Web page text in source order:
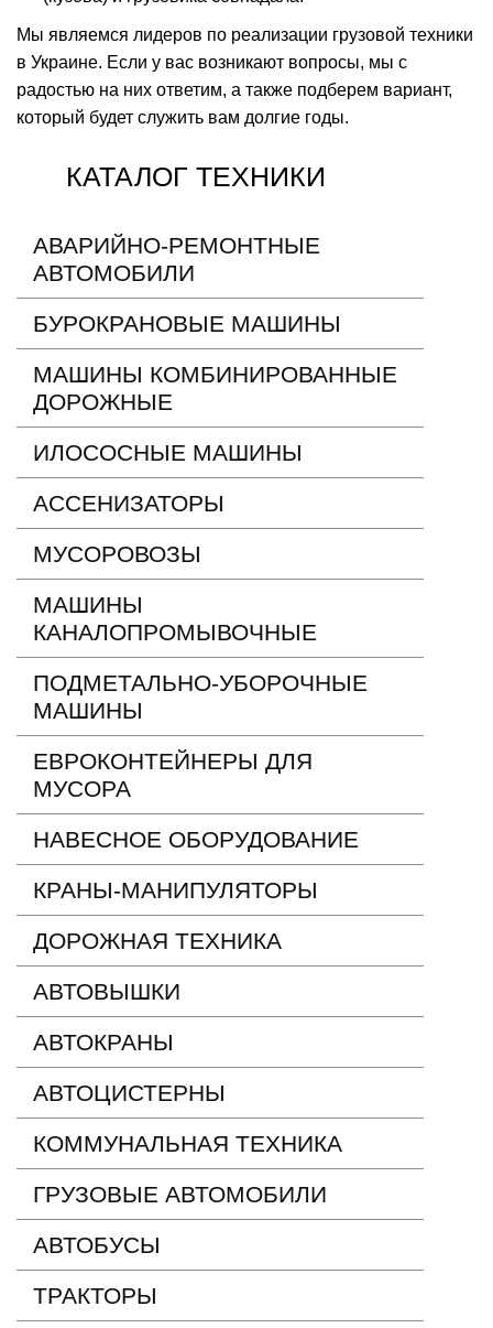
Мы являемся лидеров по реализации грузовой техники
в Украине. Если у вас возникают вопросы, мы с
радостью на них ответим, а также подберем вариант,
который будет служить вам долгие годы.
КАТАЛОГ ТЕХНИКИ
АВАРИЙНО-РЕМОНТНЫЕ
АВТОМОБИЛИ
БУРОКРАНОВЫЕ МАШИНЫ
МАШИНЫ КОМБИНИРОВАННЫЕ
ДОРОЖНЫЕ
ИЛОСОСНЫЕ МАШИНЫ
АССЕНИЗАТОРЫ
МУСОРОВОЗЫ
МАШИНЫ
КАНАЛОПРОМЫВОЧНЫЕ
ПОДМЕТАЛЬНО-УБОРОЧНЫЕ
МАШИНЫ
ЕВРОКОНТЕЙНЕРЫ ДЛЯ
МУСОРА
НАВЕСНОЕ ОБОРУДОВАНИЕ
КРАНЫ-МАНИПУЛЯТОРЫ
ДОРОЖНАЯ ТЕХНИКА
АВТОВЫШКИ
АВТОКРАНЫ
АВТОЦИСТЕРНЫ
КОММУНАЛЬНАЯ ТЕХНИКА
ГРУЗОВЫЕ АВТОМОБИЛИ
АВТОБУСЫ
ТРАКТОРЫ